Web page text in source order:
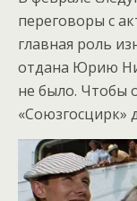
переговоры с
главная роль
отдана Юрию
не было. Чтобы
«Союзгосцирк»